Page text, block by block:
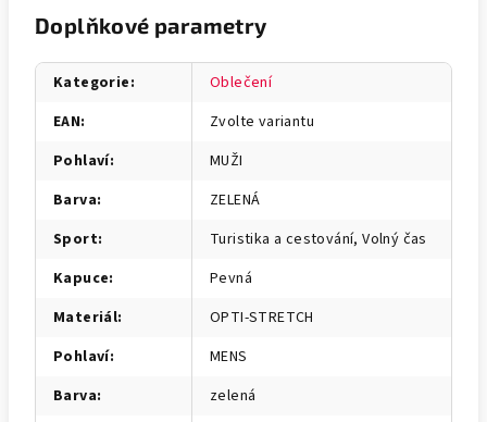
Doplňkové parametry
Kategorie:
Oblečení
EAN:
Zvolte variantu
Pohlaví:
MUŽI
Barva:
ZELENÁ
Sport:
Turistika a cestování, Volný čas
Kapuce:
Pevná
Materiál:
OPTI-STRETCH
Pohlaví:
MENS
Barva: zelená